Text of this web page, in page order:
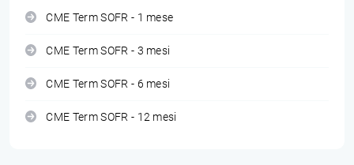
CME Term SOFR - 1 mese
CME Term SOFR - 3 mesi
CME Term SOFR - 6 mesi
CME Term SOFR - 12 mesi